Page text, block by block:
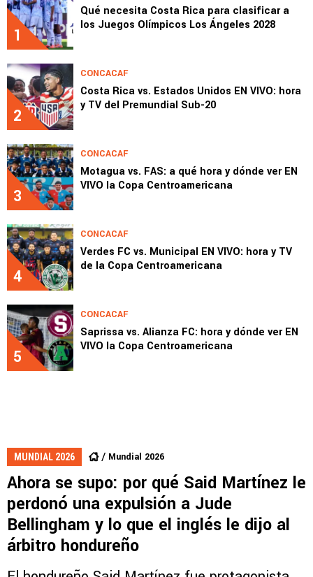
1
Qué necesita Costa Rica para clasificar a
los Juegos Olímpicos Los Ángeles 2028
2
CONCACAF
Costa Rica vs. Estados Unidos EN VIVO: hora
y TV del Premundial Sub-20
3
CONCACAF
Motagua vs. FAS: a qué hora y dónde ver EN
VIVO la Copa Centroamericana
4
CONCACAF
Verdes FC vs. Municipal EN VIVO: hora y TV
de la Copa Centroamericana
5
CONCACAF
Saprissa vs. Alianza FC: hora y dónde ver EN
VIVO la Copa Centroamericana
MUNDIAL 2026 Mundial 2026
Ahora se supo: por qué Said Martínez le
perdonó una expulsión a Jude
Bellingham y lo que el inglés le dijo al
árbitro hondureño